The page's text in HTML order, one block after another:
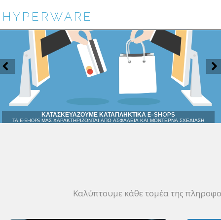
HYPERWARE
ΚΑΤΑΣΚΕΥΑΖΟΥΜΕ ΚΑΤΑΠΛΗΚΤΙΚΑ E-SHOPS
ΤΑ E-SHOPS ΜΑΣ ΧΑΡΑΚΤΗΡΙΖΟΝΤΑΙ ΑΠΟ ΑΣΦΑΛΕΙΑ ΚΑΙ ΜΟΝΤΕΡΝΑ ΣΧΕΔΙΑΣΗ
Καλύπτουμε κάθε τομέα της